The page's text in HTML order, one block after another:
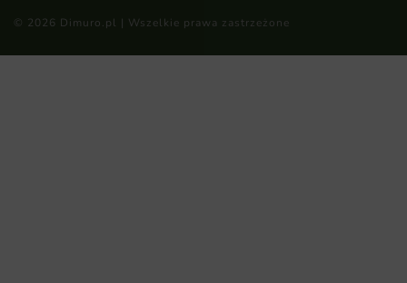
© 2026 Dimuro.pl | Wszelkie prawa zastrzeżone